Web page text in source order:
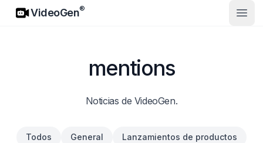
VideoGen
VideoGen®
Abrir
mentions
Noticias de VideoGen.
Todos General Lanzamientos de productos